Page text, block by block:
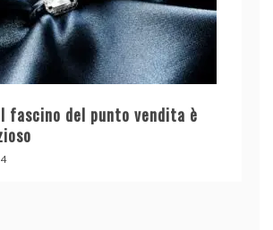
fascino del punto vendita è